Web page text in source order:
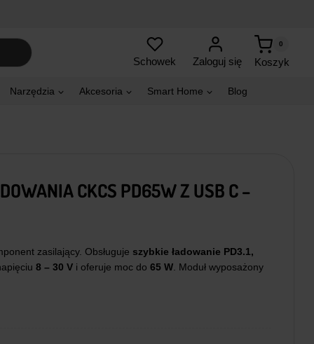
Schowek Zaloguj się Koszyk
0
Narzędzia Akcesoria Smart Home Blog
CKCS PD65W Z USB C –
zasilający. Obsługuje szybkie ładowanie PD3.1,
8 – 30 Vi oferuje moc do 65 W. Moduł wyposażony